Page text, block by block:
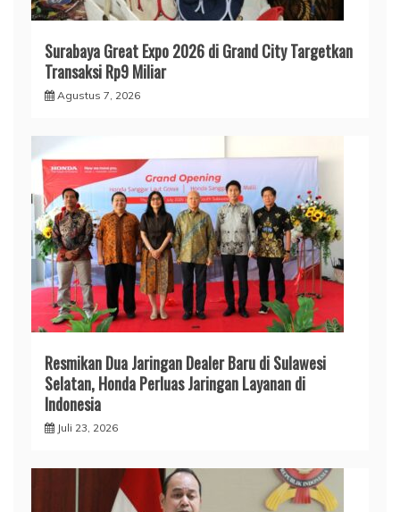
Surabaya Great Expo 2026 di Grand City Targetkan
Transaksi Rp9 Miliar
Agustus 7, 2026
Resmikan Dua Jaringan Dealer Baru di Sulawesi
Selatan, Honda Perluas Jaringan Layanan di
Indonesia
Juli 23, 2026